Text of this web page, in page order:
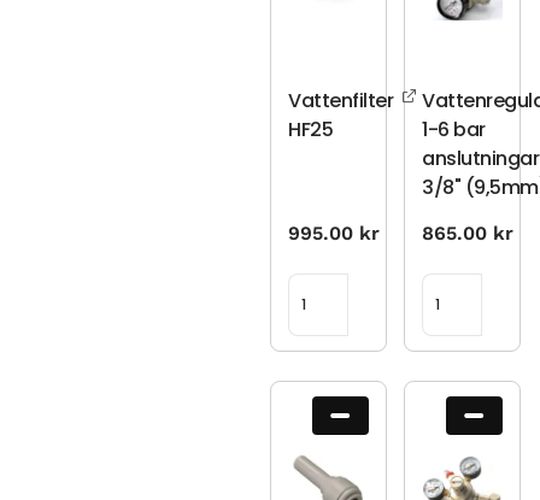
Vattenfilter
HF25
995.00 kr
1-6 bar
anslutningar
3/8"
865.00 kr